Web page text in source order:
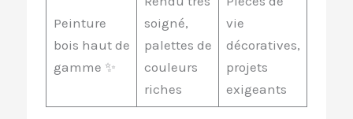
Peinture
bois haut de
gamme ✨
soigné,
palettes de
couleurs
riches
vie
décoratives,
projets
exigeants